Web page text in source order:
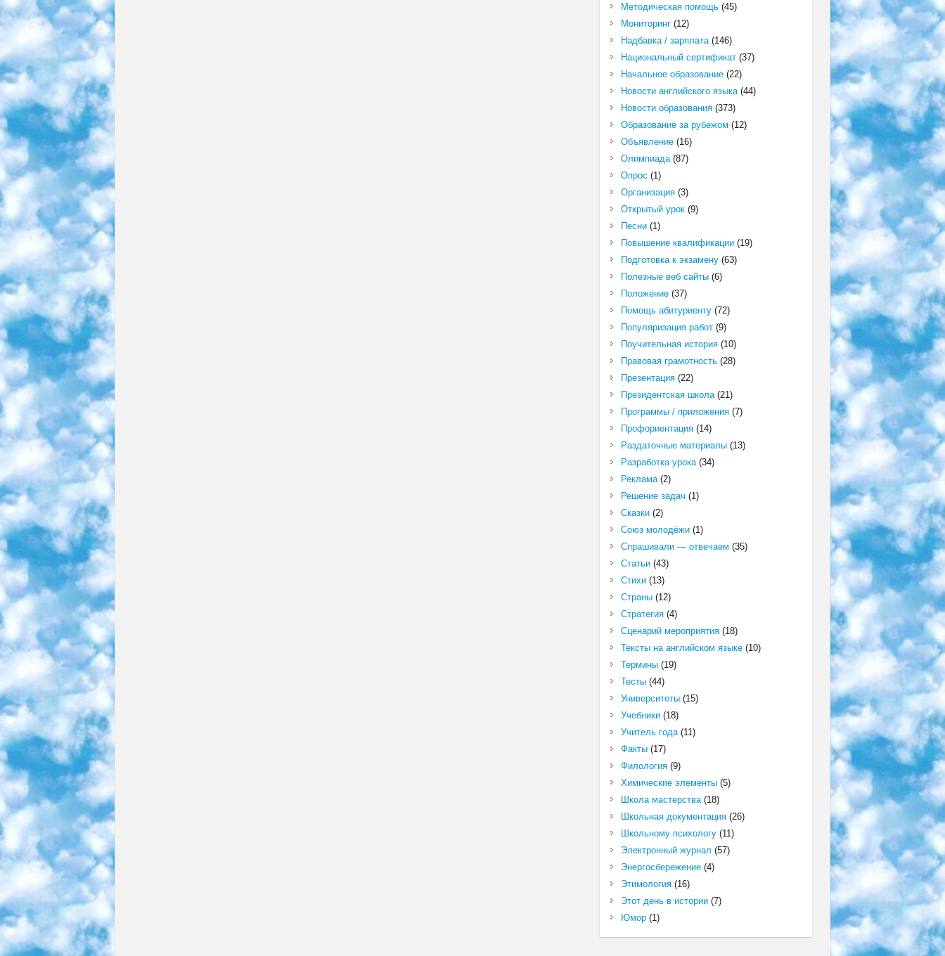
Методическая помощь(45)
Мониторинг(12)
Надбавка / зарплата(146)
Национальный сертификат(37)
Начальное образование(22)
Новости английского языка(44)
Новости образования(373)
Образование за рубежом (12)
Объявление(16)
Олимпиада(87)
Опрос (1)
Организация(3)
Открытый урок(9)
Песни(1)
Повышение квалификации(19)
Подготовка к экзамену(63)
Полезные веб сайты(6)
Положение(37)
Помощь абитуриенту(72)
Популяризация работ(9)
Поучительная история(10)
Правовая грамотность(28)
Презентация(22)
Президентская школа(21)
Программы / приложения(7)
Профориентация(14)
Раздаточные материалы(13)
Разработка урока(34)
Реклама(2)
Решение задач (1)
Сказки(2)
Союз молодёжи(1)
Спрашивали — отвечаем (35)
Статьи(43)
Стихи(13)
Страны(12)
Стратегия(4)
Сценарий мероприятия(18)
Тексты на английском языке(10)
Термины(19)
Тесты(44)
Университеты(15)
Учебники(18)
Учитель года(11)
Факты(17)
Филология(9)
Химические элементы(5)
Школа мастерства(18)
Школьная документация(26)
Школьному психологу(11)
Электронный журнал (57)
Энергосбережение(4)
Этимология(16)
Этот день в истории(7)
Юмор(1)